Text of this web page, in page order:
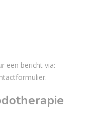
een bericht via: